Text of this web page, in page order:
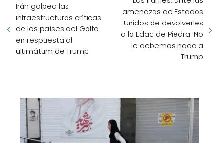
Irán golpea las
infraestructuras críticas
de los países del Golfo
en respuesta al
ultimátum de Trump
amenazas de Estados
Unidos de devolverles
a la Edad de Piedra: No
le debemos nada a
Trump